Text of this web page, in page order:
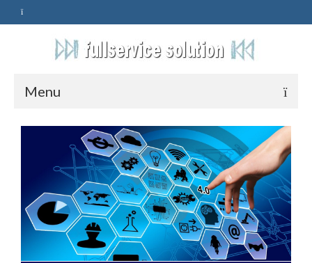
Menu
HOME
ASSISTENZA
POLITICA
Qualità